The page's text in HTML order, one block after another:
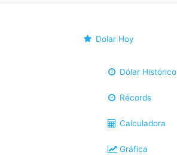
Dolar Hoy
Dólar Histórico
Récords
Calculadora
Gráfica